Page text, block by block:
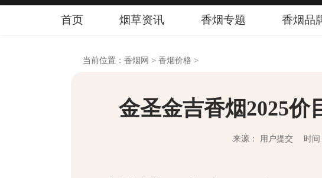
首页 烟草资讯 香烟专题 香烟品
当前位置： 香烟网 > 香烟价格 >
金圣金吉香烟2025价
来源： 用户提交 时间